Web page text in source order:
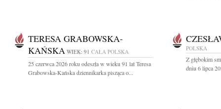
TERESA GRABOWSKA-
KAŃSKA WIEK: 91 CAŁA POLSKA
25 czerwca 2026 roku odeszła w wieku 91 lat Teresa
Grabowska-Kańska dziennikarka pisząca o...
POLSKA
Z głębokim
dniu 6 lipca